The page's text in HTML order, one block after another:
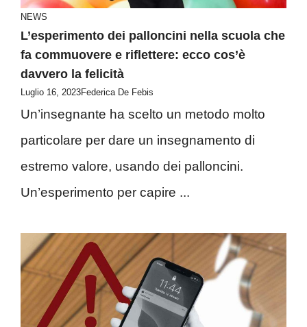
NEWS
L’esperimento dei palloncini nella scuola che
fa commuovere e riflettere: ecco cos’è
davvero la felicità
Luglio 16, 2023Federica De Febis
Un’insegnante ha scelto un metodo molto
particolare per dare un insegnamento di
estremo valore, usando dei palloncini.
Un’esperimento per capire ...